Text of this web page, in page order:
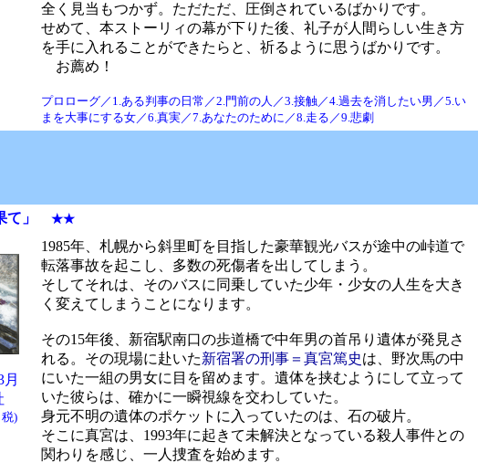
全く見当もつかず。ただただ、圧倒されているばかりです。
せめて、本ストーリィの幕が下りた後、礼子が人間らしい生き方
を手に入れることができたらと、祈るように思うばかりです。
お薦め！
プロローグ／1.ある判事の日常／2.門前の人／3.接触／4.過去を消したい男／5.い
まを大事にする女／6.真実／7.あなたのために／8.走る／9.悲劇
て 」 ★★
月
)
1985年、札幌から斜里町を目指した豪華観光バスが途中の峠道で
転落事故を起こし、多数の死傷者を出してしまう。
そしてそれは、そのバスに同乗していた少年・少女の人生を大き
く変えてしまうことになります。
その15年後、新宿駅南口の歩道橋で中年男の首吊り遺体が発見さ
れる。その現場に赴いた新宿署の刑事＝真宮篤史は、野次馬の中
にいた一組の男女に目を留めます。遺体を挟むようにして立って
いた彼らは、確かに一瞬視線を交わしていた。
身元不明の遺体のポケットに入っていたのは、石の破片。
そこに真宮は、1993年に起きて未解決となっている殺人事件との
関わりを感じ、一人捜査を始めます。